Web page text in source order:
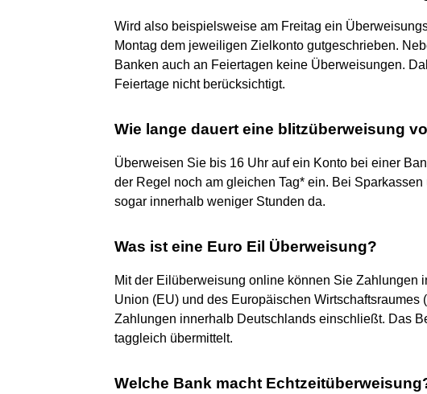
Wird also beispielsweise am Freitag ein
Montag dem jeweiligen Zielkonto gutgeschrieben.
Banken auch an Feiertagen keine Überweisungen.
Feiertage nicht berücksichtigt.
Wie lange dauert eine blitzüberweisung
Überweisen Sie bis 16 Uhr auf ein Konto bei einer
der Regel noch am gleichen Tag* ein. Bei
sogar innerhalb weniger Stunden da.
Was ist eine Euro Eil Überweisung?
Mit der Eilüberweisung online können Sie Zahlungen
Union (EU) und des Europäischen Wirtschaftsraumes
Zahlungen innerhalb Deutschlands einschließt. Das
taggleich übermittelt.
Welche Bank macht